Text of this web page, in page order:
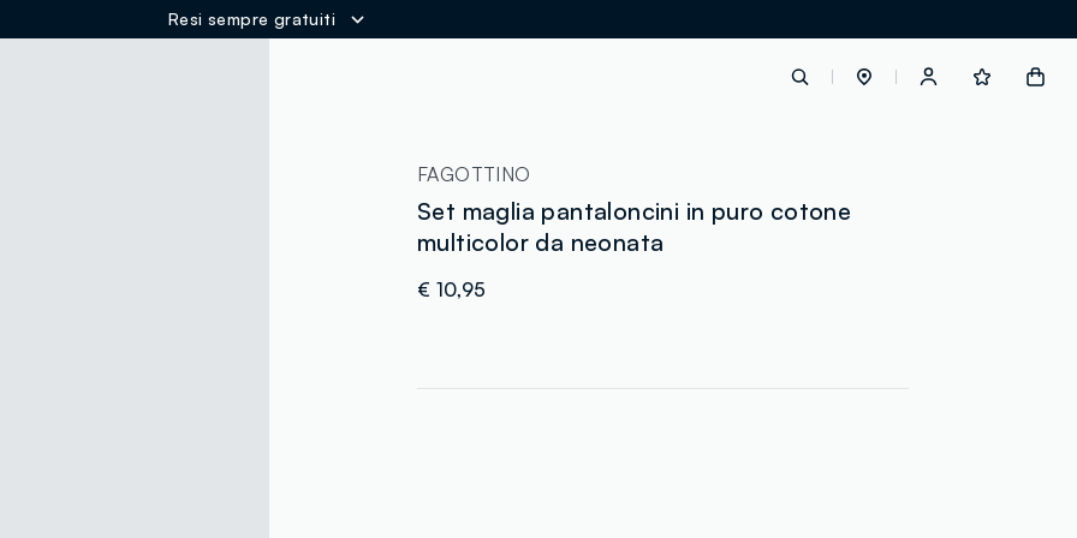
Resi sempre gratuiti
FAGOTTINO
Set maglia pantaloncini in puro cotone
multicolor da neonata
€ 10,95